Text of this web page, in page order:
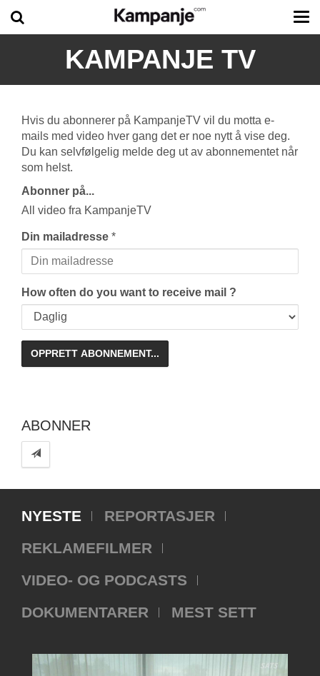
KAMPANJE TV
Hvis du abonnerer på KampanjeTV vil du motta e-
mails med video hver gang det er noe nytt å vise deg.
Du kan selvfølgelig melde deg ut av abonnementet når
som helst.
Abonner på...
All video fra KampanjeTV
Din mailadresse *
How often do you want to receive mail ?
ABONNER
NYESTE
REPORTASJER
REKLAMEFILMER
VIDEO- OG PODCASTS
DOKUMENTARER
MEST SETT